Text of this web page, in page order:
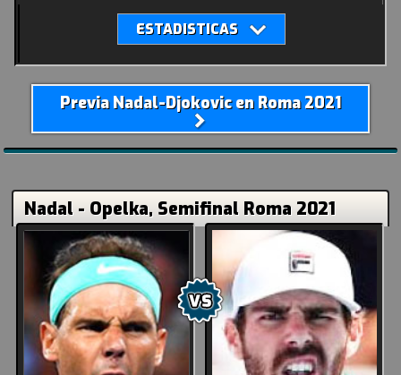
Previa Nadal-Djokovic en Roma 2021
Nadal - Opelka, Semifinal Roma 2021